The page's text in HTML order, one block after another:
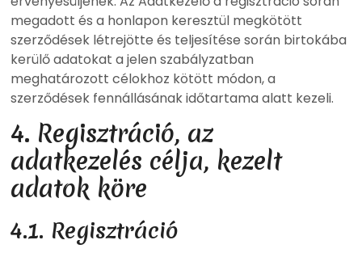
megadott és a honlapon keresztül megkötött
szerződések létrejötte és teljesítése során birtokába
kerülő adatokat a jelen szabályzatban
meghatározott célokhoz kötött módon, a
szerződések fennállásának időtartama alatt kezeli.
4. Regisztráció, az
adatkezelés célja, kezelt
adatok köre
4.1. Regisztráció